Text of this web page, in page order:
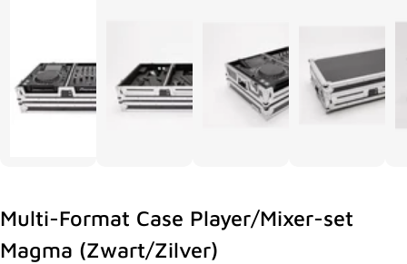
Multi-Format Case Player/Mixer-set
Magma (Zwart/Zilver)